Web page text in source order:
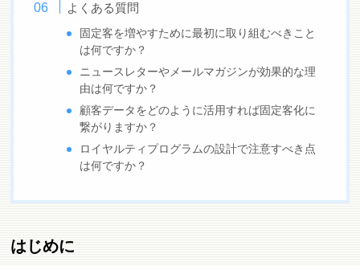
よくある質問
固定客を増やすために最初に取り組むべきこと
は何ですか？
ニュースレターやメールマガジンが効果的な理
由は何ですか？
顧客データをどのように活用すれば固定客化に
繋がりますか？
ロイヤルティプログラムの設計で注意すべき点
は何ですか？
はじめに